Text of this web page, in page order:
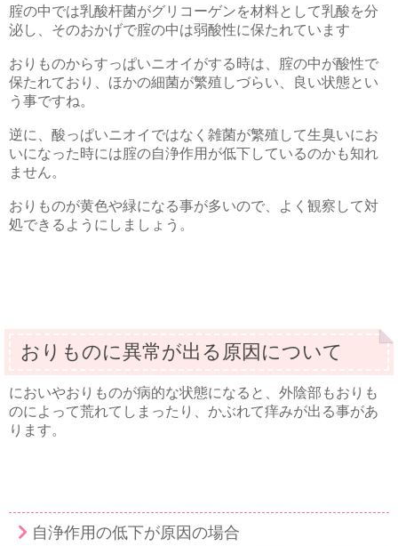
腟の中では乳酸杆菌がグリコーゲンを材料として乳酸を分
泌し、そのおかげで腟の中は弱酸性に保たれています
おりものからすっぱいニオイがする時は、腟の中が酸性で
保たれており、ほかの細菌が繁殖しづらい、良い状態とい
う事ですね。
逆に、酸っぱいニオイではなく雑菌が繁殖して生臭いにお
いになった時には腟の自浄作用が低下しているのかも知れ
ません。
おりものが黄色や緑になる事が多いので、よく観察して対
処できるようにしましょう。
おりものに異常が出る原因について
においやおりものが病的な状態になると、外陰部もおりも
のによって荒れてしまったり、かぶれて痒みが出る事があ
ります。
自浄作用の低下が原因の場合